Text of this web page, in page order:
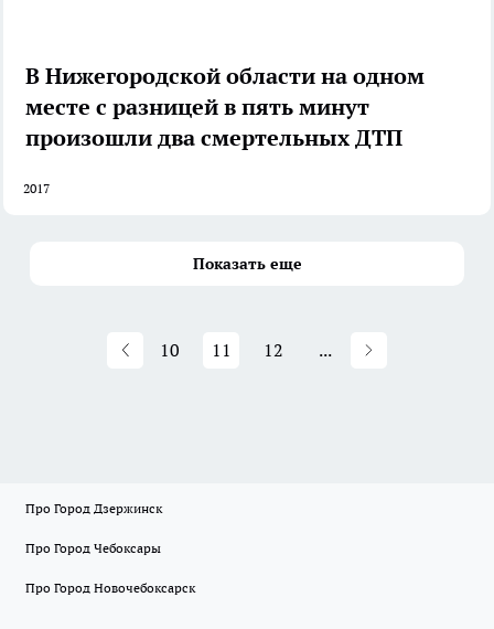
В Нижегородской области на одном
месте с разницей в пять минут
произошли два смертельных ДТП
2017
Показать еще
10 11 12 ...
Про Город Дзержинск
Про Город Чебоксары
Про Город Новочебоксарск